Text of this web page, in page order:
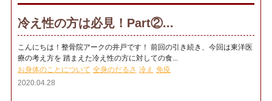
冷え性の方は必見！Part②...
こんにちは！整骨院アークの井戸です！ 前回の引き続き、今回は東洋医
療の考え方を 踏まえた冷え性の方に対しての食...
お身体のことについて 全身のだるさ 冷え 免疫
2020.04.28